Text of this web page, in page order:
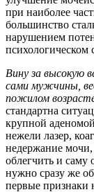
при наиболее
большинство
нарушением
психологическом
Вину за высокую
сами мужчины,
пожилом
стандартна
крупной
нежели лазер,
недержание
облегчить и саму
нужно сразу же
первые признаки